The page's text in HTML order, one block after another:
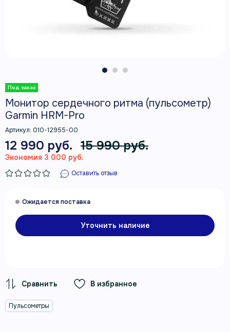
Монитор сердечного ритма (пульсометр)
Garmin HRM-Pro
Артикул: 010-12955-00
12 990 руб. 15 990 руб.
Экономия 3 000 руб.
Оставить отзыв
Уточнить наличие
В избранное
Пульсометры